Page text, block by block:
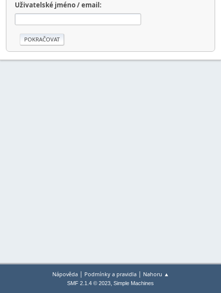
Uživatelské jméno / email:
Nápověda| Podmínky a pravidla| Nahoru ▲
SMF 2.1.4 © 2023, Simple Machines